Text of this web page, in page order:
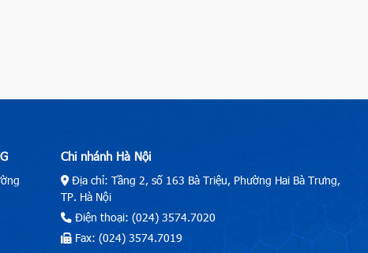
Chi nhánh Hà Nội
Địa chỉ: Tầng 2, số 163 Bà Triệu, Phường Hai Bà Trưng,
TP. Hà Nội
Điện thoại: (024) 3574.7020
Fax: (024) 3574.7019